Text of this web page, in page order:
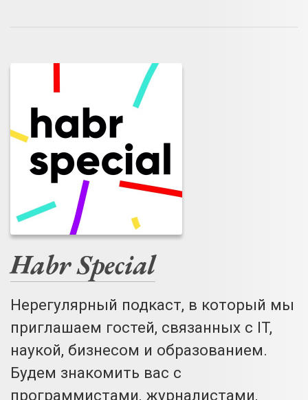
Habr Special
Нерегулярный подкаст, в который мы
приглашаем гостей, связанных с IT,
наукой, бизнесом и образованием.
Будем знакомить вас с
программистами, журналистами,